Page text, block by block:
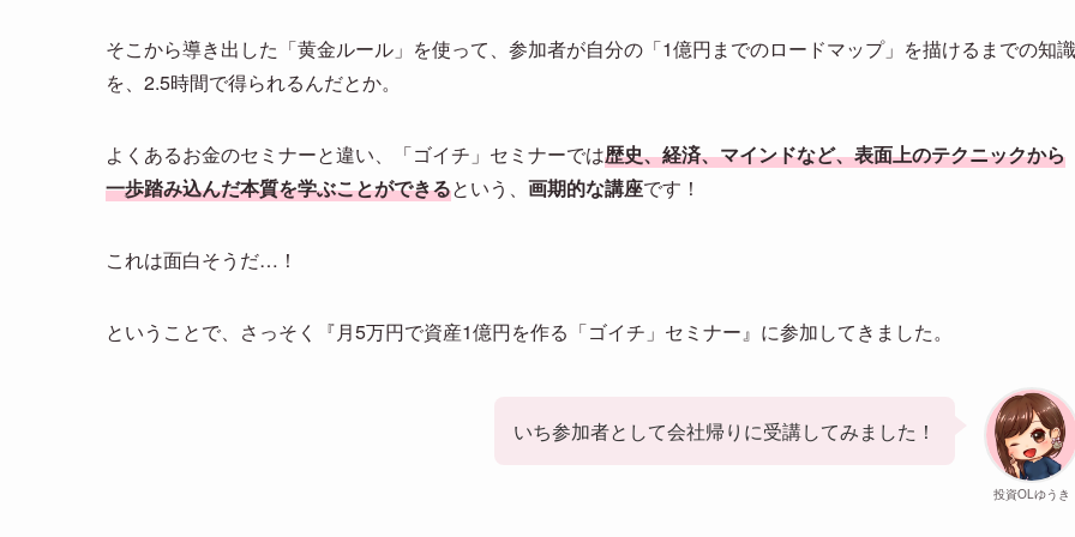
そこから導き出した「黄金ルール」を使って、参加者が自分の「1億円までのロードマップ」を描けるまでの知識
を、2.5時間で得られるんだとか。
よくあるお金のセミナーと違い、「ゴイチ」セミナーでは歴史、経済、マインドなど、表面上のテクニックから
一歩踏み込んだ本質を学ぶことができるという、 画期的な講座です！
これは面白そうだ…！
ということで、さっそく『月5万円で資産1億円を作る「ゴイチ」セミナー』に参加してきました。
投資OLゆうき
いち参加者として会社帰りに受講してみました！